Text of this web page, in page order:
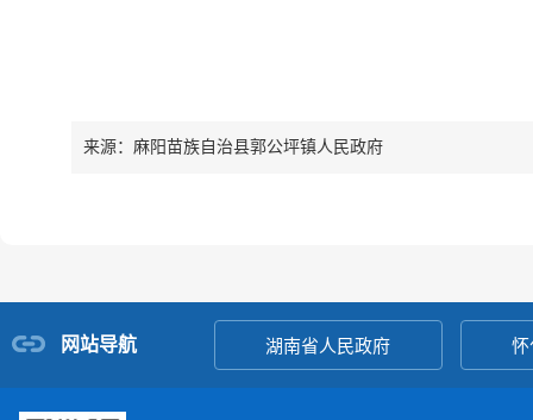
来源：麻阳苗族自治县郭公坪镇人民政府
网站导航 湖南省人民政府